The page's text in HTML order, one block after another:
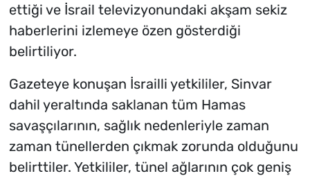
ettiği ve İsrail televizyonundaki akşam sekiz
haberlerini izlemeye özen gösterdiği
belirtiliyor.
Gazeteye konuşan İsrailli yetkililer, Sinvar
dahil yeraltında saklanan tüm Hamas
savaşçılarının, sağlık nedenleriyle zaman
zaman tünellerden çıkmak zorunda olduğunu
belirttiler. Yetkililer, tünel ağlarının çok geniş